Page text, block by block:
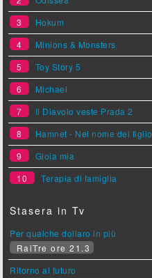
3
Hokum
4
Minions & Monsters
5
Toy Story 5
6
Michael
7
Il Diavolo veste Prada 2
8
Hamnet - Nel nome del figlio
9
Gioia mia
10
Terapia di famiglia
Stasera in Tv
Per qualche dollaro in più
RaiTre ore 21.3
Ritorno al futuro